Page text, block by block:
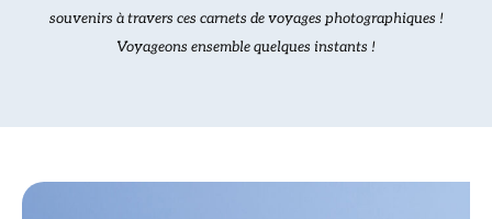
souvenirs à travers ces carnets de voyages photographiques !
Voyageons ensemble quelques instants !